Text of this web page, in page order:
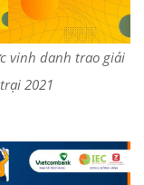
vinh danh trao giải
2021